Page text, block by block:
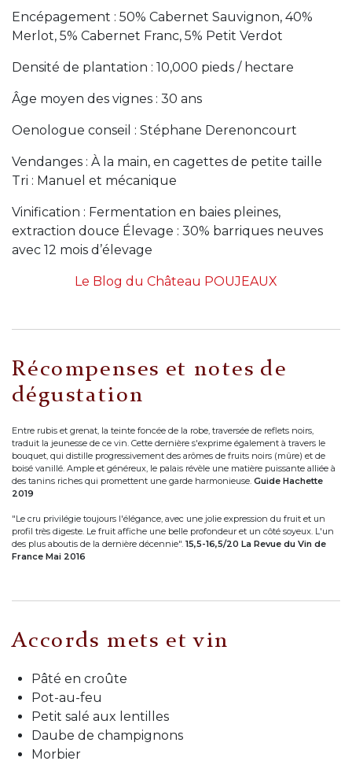
Encépagement : 50% Cabernet Sauvignon, 40%
Merlot, 5% Cabernet Franc, 5% Petit Verdot
Densité de plantation : 10,000 pieds / hectare
Âge moyen des vignes : 30 ans
Oenologue conseil : Stéphane Derenoncourt
Vendanges : À la main, en cagettes de petite taille
Tri : Manuel et mécanique
Vinification : Fermentation en baies pleines,
extraction douce Élevage : 30% barriques neuves
avec 12 mois d’élevage
Le Blog du Château POUJEAUX
Récompenses et notes de
dégustation
Entre rubis et grenat, la teinte foncée de la robe, traversée de reflets noirs,
traduit la jeunesse de ce vin. Cette dernière s'exprime également à travers le
bouquet, qui distille progressivement des arômes de fruits noirs (mûre) et de
boisé vanillé. Ample et généreux, le palais révèle une matière puissante alliée à
des tanins riches qui promettent une garde harmonieuse. Guide Hachette
2019
"Le cru privilégie toujours l'élégance, avec une jolie expression du fruit et un
profil très digeste. Le fruit affiche une belle profondeur et un côté soyeux. L'un
des plus aboutis de la dernière décennie". 15,5-16,5/20 La Revue du Vin de
France Mai 2016
Accords mets et vin
Pâté en croûte
Pot-au-feu
Petit salé aux lentilles
Daube de champignons
Morbier